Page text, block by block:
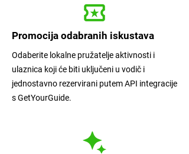
Promocija odabranih iskustava
Odaberite lokalne pružatelje aktivnosti i
ulaznica koji će biti uključeni u vodič i
jednostavno rezervirani putem API integracije
s GetYourGuide.